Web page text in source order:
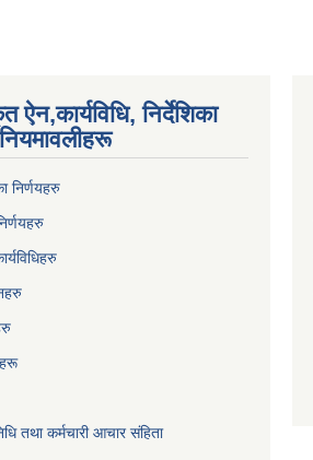
ऐन,कार्यविधि, निर्देशिका
निर्णयहरु
रु
तथा कर्मचारी आचार संहिता